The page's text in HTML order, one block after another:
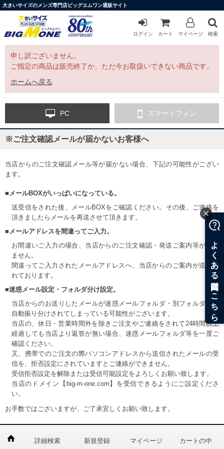
大きいサイズのメンズ専門店ビッグエムワン通販サイト
ログイン カート マイページ 検索
申し訳ございません。
ご指定の商品は販売終了か、ただ今お取扱いできない商品です。
ホームへ戻る
PC スマートフォン
※ご注文確認メールが届かないお客様へ
当店からのご注文確認メール等が届かない場合、下記の可能性がござい
ます。
■メールBOXがいっぱいになっている。
送受信をされた後、メールBOXをご確認ください。その後、ご連絡を
頂きましたらメールを再送させて頂きます。
■メールアドレスを間違ってご入力。
お間違いご入力の場合、当店からのご注文確認・発送ご案内等が届き
ません。
間違ってご入力されたメールアドレスへ、当店からのご案内が送信さ
れております。
■迷惑メール設定・フォルダ分け設定。
当店からのお送りしたメールが迷惑メールフォルダ・別フォルダ等へ
自動振り分けされてしまっている可能性がございます。
当店の、休日・営業時間外を除きご注文やご連絡をされて24時間以上
経過しても当店より返答が無い場合、迷惑メールフォルダ等を一度ご
確認ください。
又、携帯でのご注文の際パソコンアドレスから送信されたメールの受
信を、拒否設定にされていますとご連絡ができません。
受信拒否設定を解除または受信可能設定をよろしくお願い致します。
当店のドメイン【big-m-one.com】を受信できるようにご設定くださ
い。
お手数ではございますが、ご了承宜しくお願い致します。
詳細検索 新規登録 マイページ カートの中